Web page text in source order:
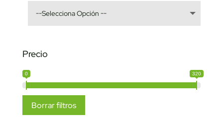
Precio
0 320
Borrar filtros